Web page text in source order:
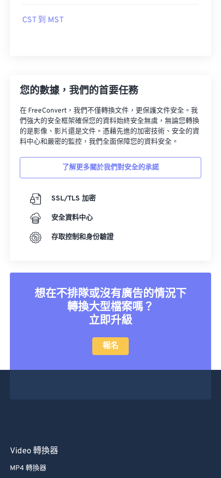
CST 到 MST
您的數據，我們的首要任務
在 FreeConvert，我們不僅轉換文件，更保護文件安全。我
們強大的安全框架確保您的資料始終安全無虞，無論您轉換
的是影像、影片還是文件。憑藉先進的加密技術、安全的資
料中心和嚴密的監控，我們全面保障您的資料安全。
了解更多關於我們對安全的承諾
SSL/TLS 加密
安全資料中心
存取控制和身份驗證
想在不排隊或沒有廣告的情況下
轉換大型檔案嗎？
立即升級
報名
Video 轉換器
MP4 轉換器